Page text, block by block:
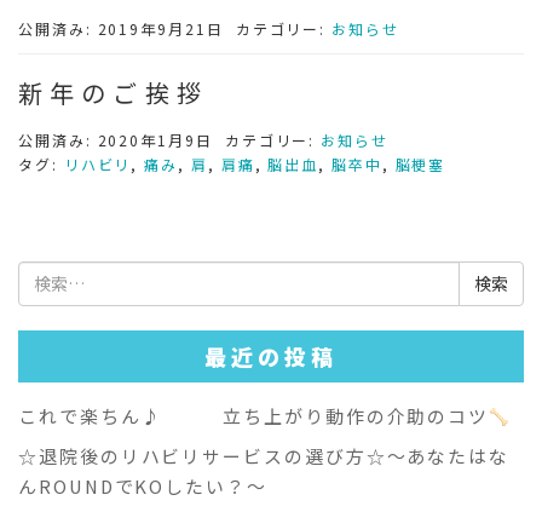
公開済み: 2019年9月21日 カテゴリー: お知らせ
新年のご挨拶
公開済み: 2020年1月9日 カテゴリー: お知らせ
タグ:
リハビリ ,痛み , 肩 , 肩痛,脳出血 , 脳卒中 , 脳梗塞
検
索:
最近の投稿
これで楽ちん♪ 立ち上がり動作の介助のコツ
☆退院後のリハビリサービスの選び方☆～あなたはな
んROUNDでKOしたい？～